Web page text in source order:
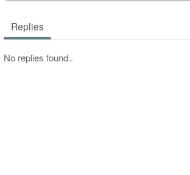
Replies
No replies found..